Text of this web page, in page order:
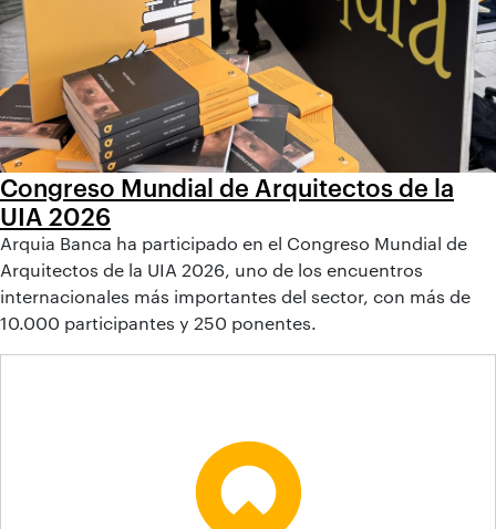
Congreso Mundial de Arquitectos de la
UIA 2026
Arquia Banca ha participado en el Congreso Mundial de
Arquitectos de la UIA 2026, uno de los encuentros
internacionales más importantes del sector, con más de
10.000 participantes y 250 ponentes.